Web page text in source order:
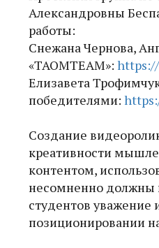
Александровны
работы:
Снежана Чернова,
«TAOMTEAM»: https://
Елизавета
победителями:
Создание
креативности
контентом,
несомненно должны
студентов уважение
позиционировании